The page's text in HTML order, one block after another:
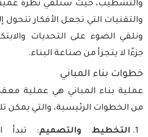
والتشطيب، حيث سنلقي نظرة
والتقنيات التي تجعل الأفكار
ونلقي الضوء على التحديات
جزءًا لا يتجزأ من صناعة البناء.
خطوات بناء المباني
عملية بناء المباني هي عملية
من الخطوات الرئيسية، والتي يمكن
التخطيط والتصميم: تبدأ